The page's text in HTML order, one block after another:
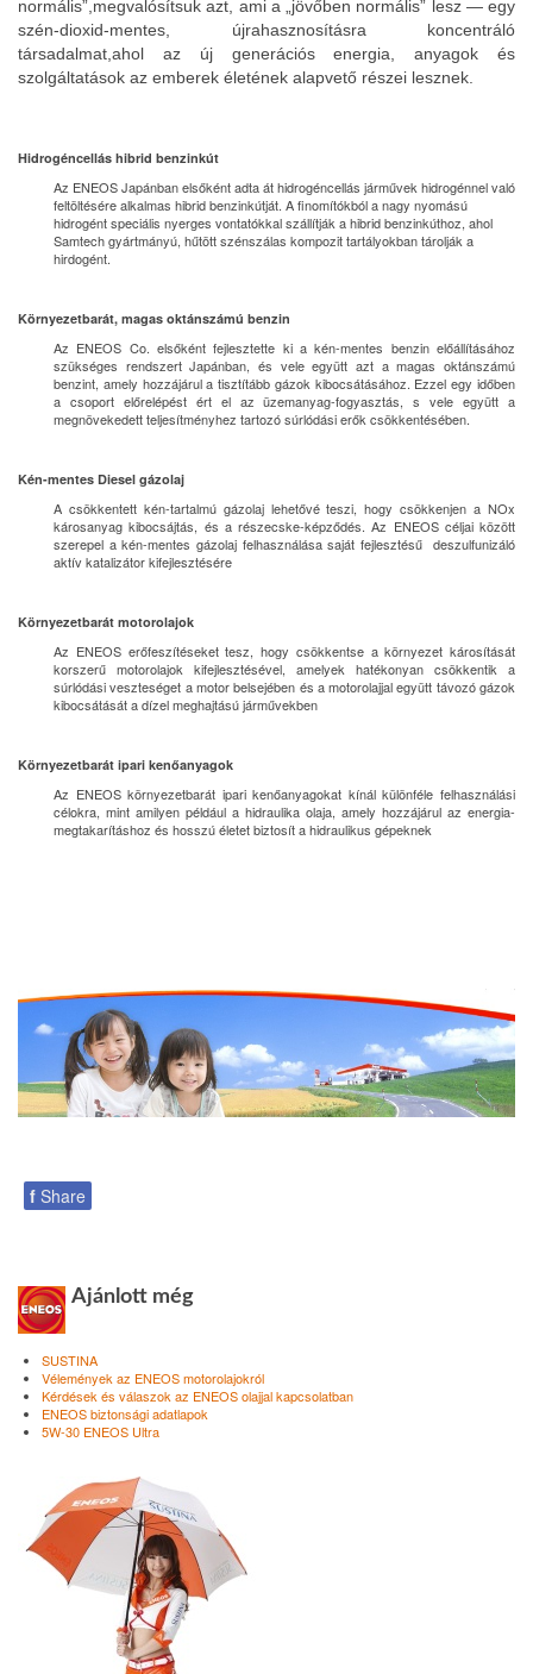
normális”,megvalósítsuk azt, ami a „jövőben normális” lesz — egy
szén-dioxid-mentes, újrahasznosításra koncentráló
társadalmat,ahol az új generációs energia, anyagok és
szolgáltatások az emberek életének alapvető részei lesznek.
Hidrogéncellás hibrid benzinkút
Az ENEOS Japánban elsőként adta át hidrogéncellás járművek hidrogénnel való
feltöltésére alkalmas hibrid benzinkútját. A finomítókból a nagy nyomású
hidrogént speciális nyerges vontatókkal szállítják a hibrid benzinkúthoz, ahol
Samtech gyártmányú, hűtött szénszálas kompozit tartályokban tárolják a
hirdogént.
Környezetbarát, magas oktánszámú benzin
Az ENEOS Co. elsőként fejlesztette ki a kén-mentes benzin előállításához
szükséges rendszert Japánban, és vele együtt azt a magas oktánszámú
benzint, amely hozzájárul a tisztítább gázok kibocsátásához. Ezzel egy időben
a csoport előrelépést ért el az üzemanyag-fogyasztás, s vele együtt a
megnövekedett teljesítményhez tartozó súrlódási erők csökkentésében.
Kén-mentes Diesel gázolaj
A csökkentett kén-tartalmú gázolaj lehetővé teszi, hogy csökkenjen a NOx
károsanyag kibocsájtás, és a részecske-képződés. Az ENEOS céljai között
szerepel a kén-mentes gázolaj felhasználása saját fejlesztésű deszulfunizáló
aktív katalizátor kifejlesztésére
Környezetbarát motorolajok
Az ENEOS erőfeszítéseket tesz, hogy csökkentse a környezet károsítását
korszerű motorolajok kifejlesztésével, amelyek hatékonyan csökkentik a
súrlódási veszteséget a motor belsejében és a motorolajjal együtt távozó gázok
kibocsátását a dízel meghajtású járművekben
Környezetbarát ipari kenőanyagok
Az ENEOS környezetbarát ipari kenőanyagokat kínál különféle felhasználási
célokra, mint amilyen például a hidraulika olaja, amely hozzájárul az energia-
megtakarításhoz és hosszú életet biztosít a hidraulikus gépeknek
f Share
Ajánlott még
SUSTINA
Vélemények az ENEOS motorolajokról
Kérdések és válaszok az ENEOS olajjal kapcsolatban
ENEOS biztonsági adatlapok
5W-30 ENEOS Ultra